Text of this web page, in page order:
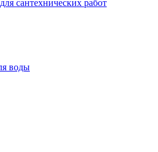
сантехнических работ
воды